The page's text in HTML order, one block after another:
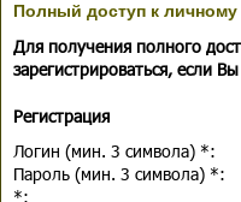
Полный доступ к личному
Для получения полного
зарегистрироваться, если
Регистрация
Логин (мин. 3 символа) *:
Пароль (мин. 3 символа) *:
*: